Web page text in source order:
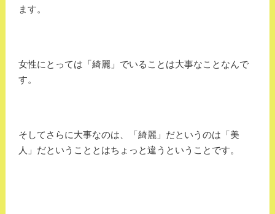
ます。
女性にとっては「綺麗」でいることは大事なことなんで
す。
そしてさらに大事なのは、「綺麗」だというのは「美
人」だということとはちょっと違うということです。